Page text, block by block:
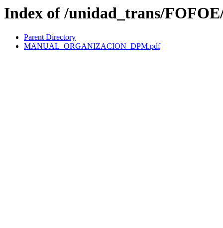
Index of /unidad_trans/
Parent Directory
MANUAL_ORGANIZACION_DPM.pdf